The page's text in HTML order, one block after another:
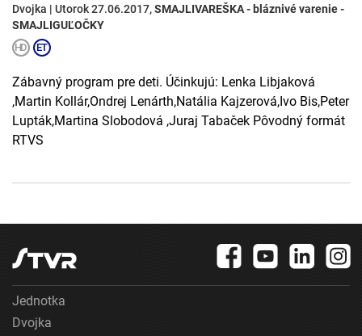
Dvojka | Utorok 27.06.2017,SMAJLIVAREŠKA - bláznivé varenie -
SMAJLIGUĽOČKY
Zábavný program pre deti. Účinkujú: Lenka Libjaková
,Martin Kollár,Ondrej Lenárth,Natália Kajzerová,Ivo Bis,Peter
Lupták,Martina Slobodová ,Juraj Tabaček Pôvodný formát
RTVS
Jednotka
Dvojka